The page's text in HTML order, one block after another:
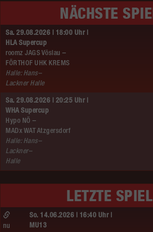
NÄCHSTE
Sa. 29.08.2026 | 18:00 Uhr |
HLA Supercup
roomz JAGS Vöslau –
FÖRTHOF UHK KREMS
Halle: Hans–
Lackner Halle
Sa. 29.08.2026 | 20:25 Uhr |
WHA Supercup
Hypo NÖ –
MADx WAT Atzgersdorf
Halle: Hans–
Lackner–
Halle
LETZTE
So. 14.06.2026 | 16:40 Uhr |
MU13
nu